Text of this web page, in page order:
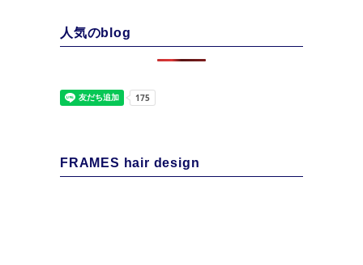
人気のblog
FRAMES hair design